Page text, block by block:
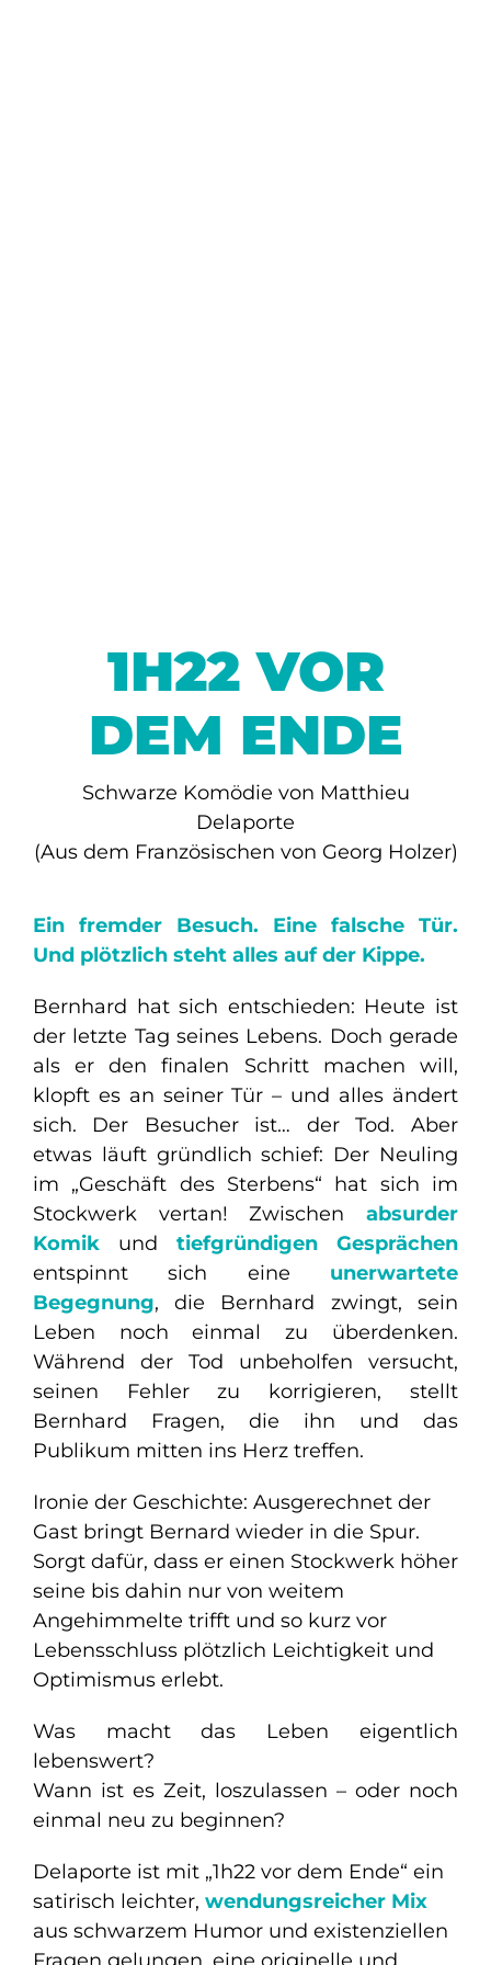
1H22 VOR
DEM ENDE
Schwarze Komödie von Matthieu
Delaporte
(Aus dem Französischen von Georg Holzer)
Ein fremder Besuch. Eine falsche Tür.
Und plötzlich steht alles auf der Kippe.
Bernhard hat sich entschieden: Heute ist
der letzte Tag seines Lebens. Doch gerade
als er den finalen Schritt machen will,
klopft es an seiner Tür – und alles ändert
sich. Der Besucher ist… der Tod. Aber
etwas läuft gründlich schief: Der Neuling
im „Geschäft des Sterbens“ hat sich im
Stockwerk vertan! Zwischen absurder
Komikund tiefgründigen Gesprächen
entspinnt sich eine unerwartete
Begegnung, die Bernhard zwingt, sein
Leben noch einmal zu überdenken.
Während der Tod unbeholfen versucht,
seinen Fehler zu korrigieren, stellt
Bernhard Fragen, die ihn und das
Publikum mitten ins Herz treffen.
Ironie der Geschichte: Ausgerechnet der
Gast bringt Bernard wieder in die Spur.
Sorgt dafür, dass er einen Stockwerk höher
seine bis dahin nur von weitem
Angehimmelte trifft und so kurz vor
Lebensschluss plötzlich Leichtigkeit und
Optimismus erlebt.
Was macht das Leben eigentlich
lebenswert?
Wann ist es Zeit, loszulassen – oder noch
einmal neu zu beginnen?
Delaporte ist mit „1h22 vor dem Ende“ ein
satirisch leichter, wendungsreicher Mix
aus schwarzem Humor und existenziellen